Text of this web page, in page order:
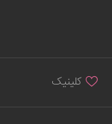
کلینیک